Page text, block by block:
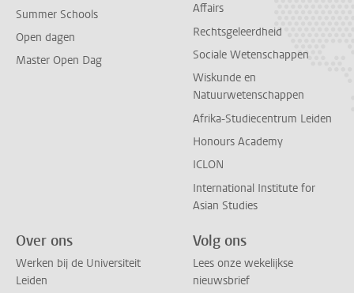
Summer Schools
Open dagen
Master Open Dag
Affairs
Rechtsgeleerdheid
Sociale Wetenschappen
Wiskunde en
Natuurwetenschappen
Afrika-Studiecentrum Leiden
Honours Academy
ICLON
International Institute for
Asian Studies
Over ons
Werken bij de Universiteit
Leiden
Volg ons
Lees onze wekelijkse
nieuwsbrief